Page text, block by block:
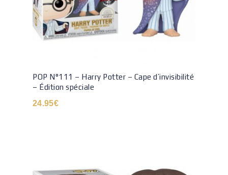
POP N°111 – Harry Potter – Cape d’invisibilité
– Édition spéciale
24.95€